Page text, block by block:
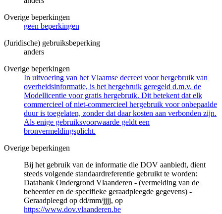
Overige beperkingen
geen beperkingen
(Juridische) gebruiksbeperking
anders
Overige beperkingen
In uitvoering van het Vlaamse decreet voor hergebruik van
overheidsinformatie, is het hergebruik geregeld d.m.v. de
Modellicentie voor gratis hergebruik. Dit betekent dat elk
commercieel of niet-commercieel hergebruik voor onbepaalde
duur is toegelaten, zonder dat daar kosten aan verbonden zijn.
Als enige gebruiksvoorwaarde geldt een
bronvermeldingsplicht.
Overige beperkingen
Bij het gebruik van de informatie die DOV aanbiedt, dient
steeds volgende standaardreferentie gebruikt te worden:
Databank Ondergrond Vlaanderen - (vermelding van de
beheerder en de specifieke geraadpleegde gegevens) -
Geraadpleegd op dd/mm/jjjj, op
https://www.dov.vlaanderen.be